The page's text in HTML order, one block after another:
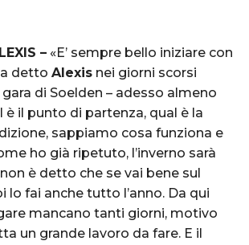
– «E’ sempre bello iniziare con
detto Alexis nei giorni scorsi
di Soelden – adesso almeno
il punto di partenza, qual è la
sappiamo cosa funziona e
ho già ripetuto, l’inverno sarà
è detto che se vai bene sul
lo fai anche tutto l’anno. Da qui
mancano tanti giorni, motivo
un grande lavoro da fare. E il